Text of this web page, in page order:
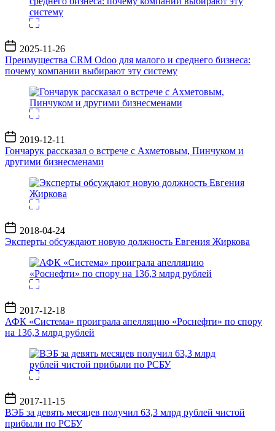
Дата
записи
2025-11-26
Преимущества CRM Odoo для малого и среднего бизнеса:
почему компании выбирают эту систему
Дата
записи
2019-12-11
Гончарук рассказал о встрече с Ахметовым, Пинчуком и
другими бизнесменами
Дата
записи
2018-04-24
Эксперты обсуждают новую должность Евгения Жиркова
Дата
записи
2017-12-18
АФК «Система» проиграла апелляцию «Роснефти» по спору
на 136,3 млрд рублей
Дата
записи
2017-11-15
ВЭБ за девять месяцев получил 63,3 млрд рублей чистой
прибыли по РСБУ